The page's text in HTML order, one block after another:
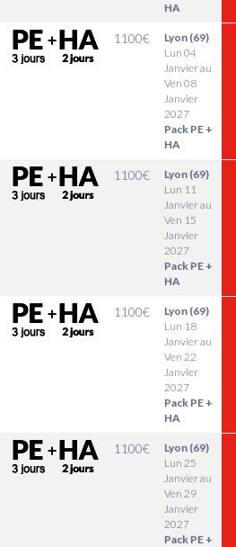
HA
1100€
Lyon (69)
Lun 04
Janvier au
Ven 08
Janvier
2027
Pack PE +
HA
1100€
Lyon (69)
Lun 11
Janvier au
Ven 15
Janvier
2027
Pack PE +
HA
1100€
Lyon (69)
Lun 18
Janvier au
Ven 22
Janvier
2027
Pack PE +
HA
1100€
Lyon (69)
Lun 25
Janvier au
Ven 29
Janvier
2027
Pack PE +